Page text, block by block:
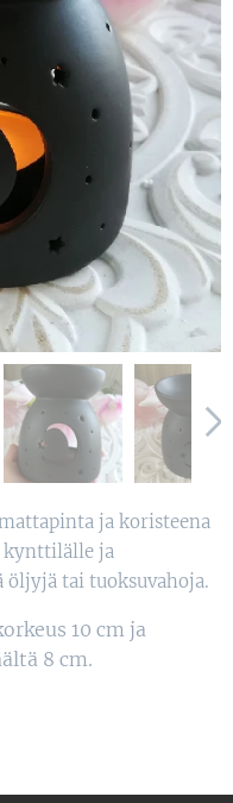
ja koristeena
kynttilälle ja
öljyjä tai tuoksuvahoja.
10 cm ja
8 cm.